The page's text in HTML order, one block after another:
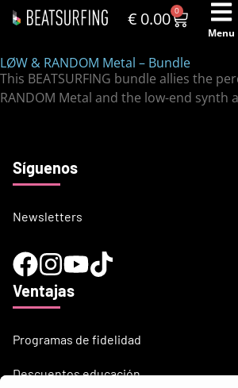
€ 0.00 0
Menu
LØW & RANDOM Metal – Bundle
This BEATSURFING bundle allies the
RANDOM Metal and the low-end synth
Síguenos
Newsletters
Ventajas
Programas de fidelidad
Descuentos educación